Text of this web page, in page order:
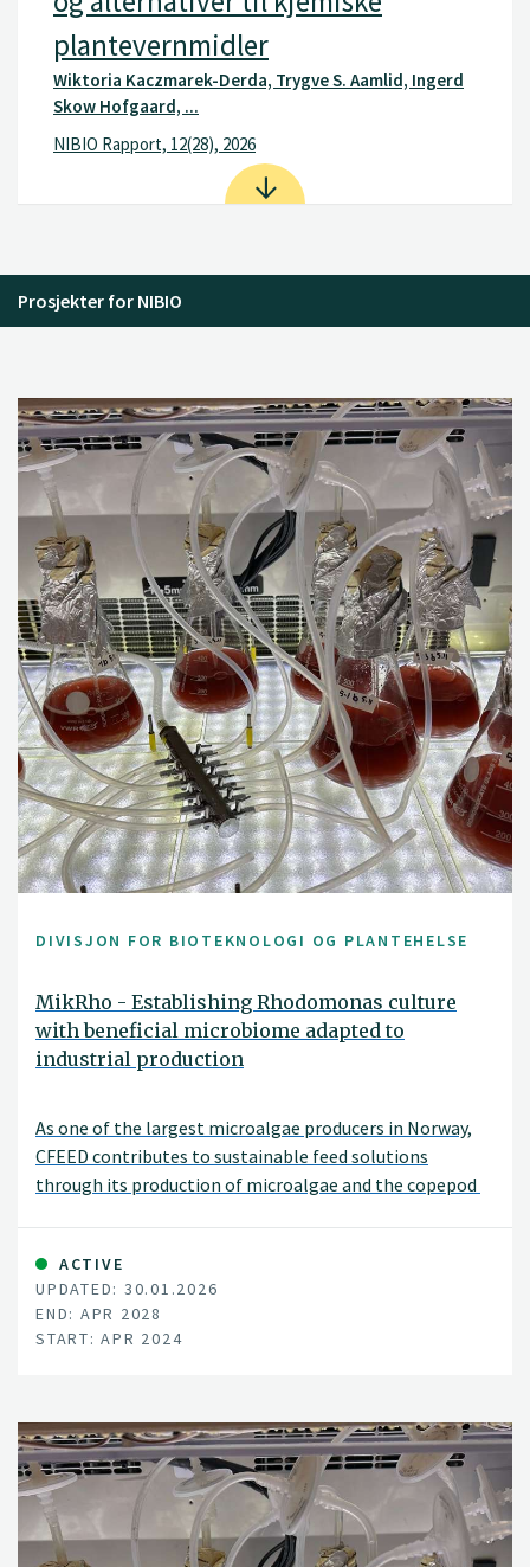
plantevernmidler
Wiktoria Kaczmarek-Derda, Trygve S. Aamlid, Ingerd
Skow Hofgaard, ...
NIBIO Rapport, 12(28), 2026
Prosjekter for NIBIO
DIVISJON FOR BIOTEKNOLOGI OG PLANTEHELSE
MikRho - Establishing Rhodomonas culture
with beneficial microbiome adapted to
industrial production
As one of the largest microalgae producers in Norway,
CFEED contributes to sustainable feed solutions
through its production of microalgae and the copepod
ACTIVE
UPDATED: 30.01.2026
END: APR 2028
START: APR 2024